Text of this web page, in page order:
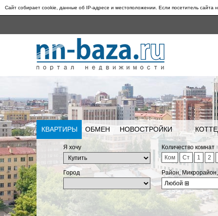
Сайт собирает cookie, данные об IP-адресе и местоположении. Если посетитель сайта
КВАРТИРЫ ОБМЕН НОВОСТРОЙКИ
Я хочу
Количество комнат
Ком
Ст 1 2
Город
Район,
Любой ⊞